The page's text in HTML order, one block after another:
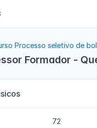
Processo seletivo de
Formador -
72